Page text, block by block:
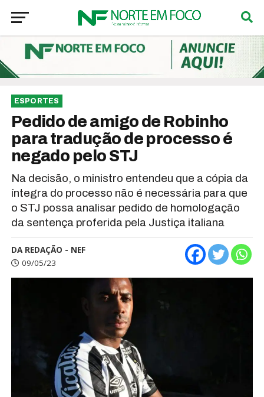
ESPORTES
Pedido de amigo de Robinho
para tradução de processo é
negado pelo STJ
Na decisão, o ministro entendeu que a cópia da
íntegra do processo não é necessária para que
o STJ possa analisar pedido de homologação
da sentença proferida pela Justiça italiana
DA REDAÇÃO - NEF
09/05/23